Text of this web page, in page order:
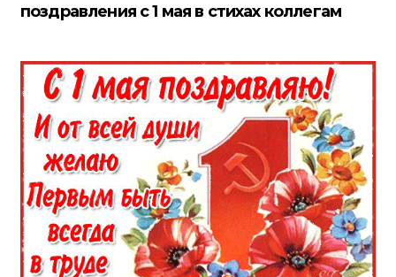
поздравления с 1 мая в стихах коллегам